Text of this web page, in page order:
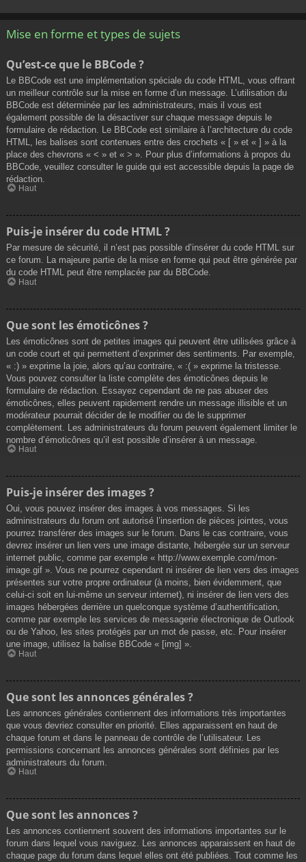
Mise en forme et types de sujets
Qu’est-ce que le BBCode ?
Le BBCode est une implémentation spéciale du code HTML, vous offrant
un meilleur contrôle sur la mise en forme d’un message. L’utilisation du
BBCode est déterminée par les administrateurs, mais il vous est
également possible de la désactiver sur chaque message depuis le
formulaire de rédaction. Le BBCode est similaire à l’architecture du code
HTML, les balises sont contenues entre des crochets « [ » et « ] » à la
place des chevrons « < » et « > ». Pour plus d’informations à propos du
BBCode, veuillez consulter le guide qui est accessible depuis la page de
rédaction.
Haut
Puis-je insérer du code HTML ?
Par mesure de sécurité, il n’est pas possible d’insérer du code HTML sur
ce forum. La majeure partie de la mise en forme qui peut être générée par
du code HTML peut être remplacée par du BBCode.
Haut
Que sont les émoticônes ?
Les émoticônes sont de petites images qui peuvent être utilisées grâce à
un code court et qui permettent d’exprimer des sentiments. Par exemple,
« :) » exprime la joie, alors qu’au contraire, « :( » exprime la tristesse.
Vous pouvez consulter la liste complète des émoticônes depuis le
formulaire de rédaction. Essayez cependant de ne pas abuser des
émoticônes, elles peuvent rapidement rendre un message illisible et un
modérateur pourrait décider de le modifier ou de le supprimer
complètement. Les administrateurs du forum peuvent également limiter le
nombre d’émoticônes qu’il est possible d’insérer à un message.
Haut
Puis-je insérer des images ?
Oui, vous pouvez insérer des images à vos messages. Si les
administrateurs du forum ont autorisé l’insertion de pièces jointes, vous
pourrez transférer des images sur le forum. Dans le cas contraire, vous
devrez insérer un lien vers une image distante, hébergée sur un serveur
internet public, comme par exemple « http://www.exemple.com/mon-
image.gif ». Vous ne pourrez cependant ni insérer de lien vers des images
présentes sur votre propre ordinateur (à moins, bien évidemment, que
celui-ci soit en lui-même un serveur internet), ni insérer de lien vers des
images hébergées derrière un quelconque système d’authentification,
comme par exemple les services de messagerie électronique de Outlook
ou de Yahoo, les sites protégés par un mot de passe, etc. Pour insérer
une image, utilisez la balise BBCode « [img] ».
Haut
Que sont les annonces générales ?
Les annonces générales contiennent des informations très importantes
que vous devriez consulter en priorité. Elles apparaissent en haut de
chaque forum et dans le panneau de contrôle de l’utilisateur. Les
permissions concernant les annonces générales sont définies par les
administrateurs du forum.
Haut
Que sont les annonces ?
Les annonces contiennent souvent des informations importantes sur le
forum dans lequel vous naviguez. Les annonces apparaissent en haut de
chaque page du forum dans lequel elles ont été publiées. Tout comme les